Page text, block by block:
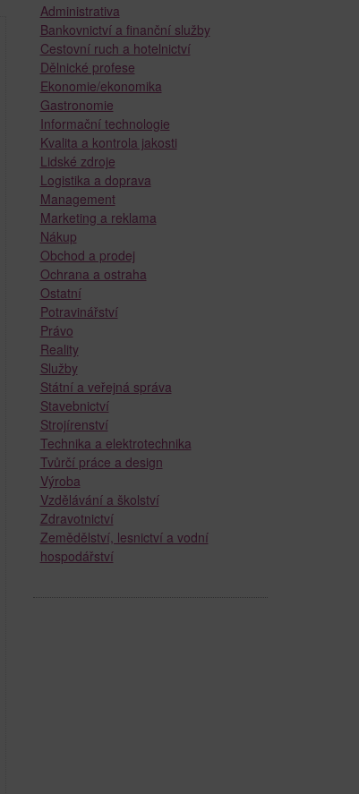
Administrativa
Bankovnictví a finanční služby
Cestovní ruch a hotelnictví
Dělnické profese
Ekonomie/ekonomika
Gastronomie
Informační technologie
Kvalita a kontrola jakosti
Lidské zdroje
Logistika a doprava
Management
Marketing a reklama
Nákup
Obchod a prodej
Ochrana a ostraha
Ostatní
Potravinářství
Právo
Reality
Služby
Státní a veřejná správa
Stavebnictví
Strojírenství
Technika a elektrotechnika
Tvůrčí práce a design
Výroba
Vzdělávání a školství
Zdravotnictví
Zemědělství, lesnictví a vodní
hospodářství